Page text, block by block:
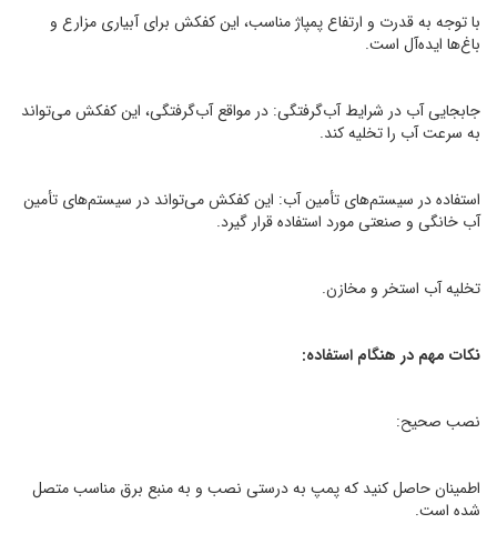
با توجه به قدرت و ارتفاع پمپاژ مناسب، این کفکش برای آبیاری مزارع و
باغ‌ها ایده‌آل است.
جابجایی آب در شرایط آب‌گرفتگی: در مواقع آب‌گرفتگی، این کفکش می‌تواند
به سرعت آب را تخلیه کند.
استفاده در سیستم‌های تأمین آب: این کفکش می‌تواند در سیستم‌های تأمین
آب خانگی و صنعتی مورد استفاده قرار گیرد.
تخلیه آب استخر و مخازن.
نکات مهم در هنگام استفاده:
نصب صحیح:
اطمینان حاصل کنید که پمپ به درستی نصب و به منبع برق مناسب متصل
شده است.